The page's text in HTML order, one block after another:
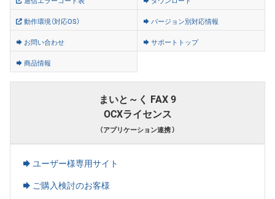
動作環境（対応OS）
バージョン別対応情報
お問い合わせ
サポートトップ
商品情報
まいと～く FAX 9
OCXライセンス
（アプリケーション連携 ）
ユーザー様専用サイト
ご購入検討のお客様